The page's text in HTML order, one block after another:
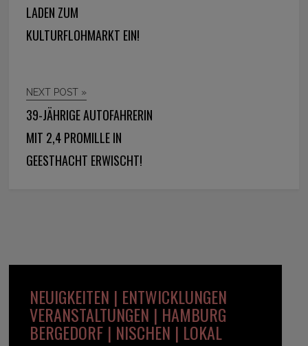
LADEN ZUM
KULTURFLOHMARKT EIN!
NEXT POST »
39-JÄHRIGE AUTOFAHRERIN
MIT 2,4 PROMILLE IN
GEESTHACHT ERWISCHT!
NEUIGKEITEN | ENTWICKLUNGEN
VERANSTALTUNGEN | HAMBURG
BERGEDORF | NISCHEN | LOKAL